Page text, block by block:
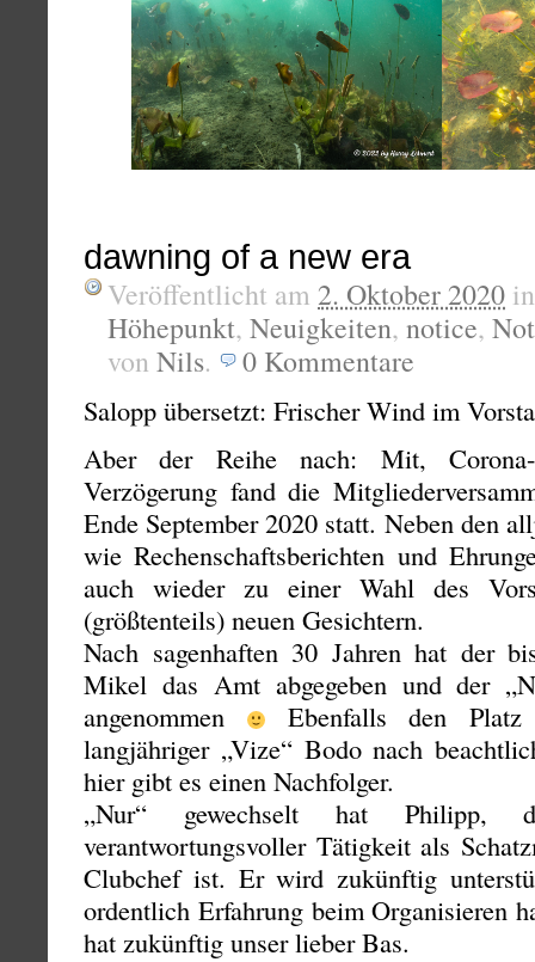
dawning of a new era
Veröffentlicht am 2. Oktober 2020
Höhepunkt, Neuigkeiten, notice,
von Nils. 0 Kommentare
Salopp übersetzt: Frischer Wind im
Aber der Reihe nach: Mit, Corona-
Verzögerung fand die
Ende September 2020 statt. Neben den
wie Rechenschaftsberichten und
auch wieder zu einer Wahl des
(größtenteils) neuen Gesichtern.
Nach sagenhaften 30 Jahren hat der
Mikel das Amt abgegeben und der
angenommen
Ebenfalls den Platz
langjähriger „Vize“ Bodo nach
hier gibt es einen Nachfolger.
„Nur“ gewechselt hat
verantwortungsvoller Tätigkeit als
Clubchef ist. Er wird zukünftig
ordentlich Erfahrung beim Organisieren
hat zukünftig unser lieber Bas.